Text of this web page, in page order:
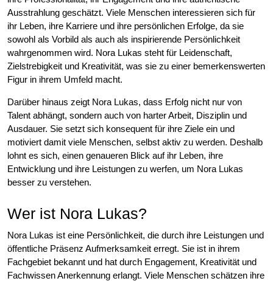
Ausstrahlung geschätzt. Viele Menschen interessieren sich für
ihr Leben, ihre Karriere und ihre persönlichen Erfolge, da sie
sowohl als Vorbild als auch als inspirierende Persönlichkeit
wahrgenommen wird. Nora Lukas steht für Leidenschaft,
Zielstrebigkeit und Kreativität, was sie zu einer bemerkenswerten
Figur in ihrem Umfeld macht.
Darüber hinaus zeigt Nora Lukas, dass Erfolg nicht nur von
Talent abhängt, sondern auch von harter Arbeit, Disziplin und
Ausdauer. Sie setzt sich konsequent für ihre Ziele ein und
motiviert damit viele Menschen, selbst aktiv zu werden. Deshalb
lohnt es sich, einen genaueren Blick auf ihr Leben, ihre
Entwicklung und ihre Leistungen zu werfen, um Nora Lukas
besser zu verstehen.
Wer ist Nora Lukas?
Nora Lukas ist eine Persönlichkeit, die durch ihre Leistungen und
öffentliche Präsenz Aufmerksamkeit erregt. Sie ist in ihrem
Fachgebiet bekannt und hat durch Engagement, Kreativität und
Fachwissen Anerkennung erlangt. Viele Menschen schätzen ihre